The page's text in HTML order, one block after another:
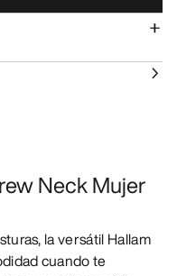
Neck Mujer
la versátil Hallam
cuando te